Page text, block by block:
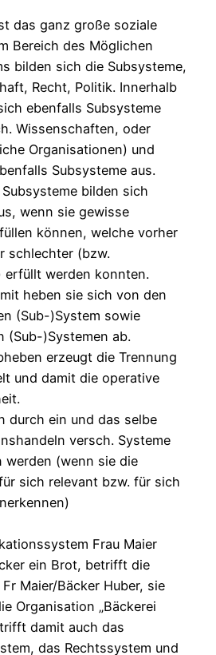
das ganz große soziale
Bereich des Möglichen
bilden sich die Subsysteme,
Recht, Politik. Innerhalb
ebenfalls Subsysteme
Wissenschaften, oder
Organisationen) und
Subsysteme aus.
bilden sich
wenn sie gewisse
können, welche vorher
schlechter (bzw.
erfüllt werden konnten.
heben sie sich von den
(Sub-)System sowie
(Sub-)Systemen ab.
erzeugt die Trennung
und damit die operative
durch ein und das selbe
versch. Systeme
werden (wenn sie die
sich relevant bzw. für sich
Frau Maier
ein Brot, betrifft die
Maier/Bäcker Huber, sie
Organisation „Bäckerei
damit auch das
das Rechtssystem und